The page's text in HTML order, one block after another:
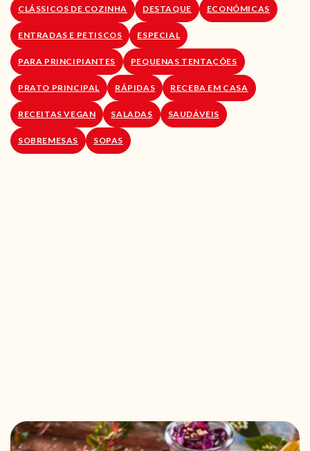
BLOG
CLÁSSICOS DE COZINHA DESTAQUE ECONÓMICAS
ENTRADAS E PETISCOS ESPECIAL
PARA PRINCIPIANTES PEQUENAS TENTAÇÕES
PRATO PRINCIPAL RÁPIDAS RECEBA EM CASA
RECEITAS VEGAN SALADAS SAUDÁVEIS
SOBREMESAS SOPAS